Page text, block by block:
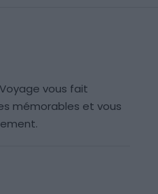
vous fait
mémorables et vous